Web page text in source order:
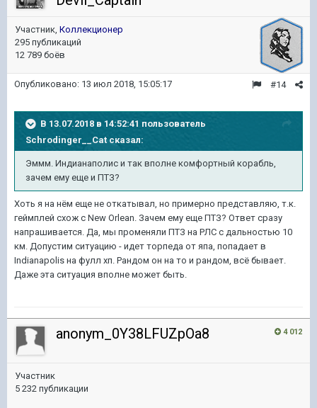
Участник, Коллекционер
295 публикаций
12 789 боёв
#14
Опубликовано: 13 июл 2018, 15:05:17
В 13.07.2018 в 14:52:41 пользователь
Schrodinger__Catсказал:
Эммм. Индианаполис и так вполне комфортный корабль,
зачем ему еще и ПТЗ?
Хоть я на нём еще не откатывал, но примерно представляю, т.к.
геймплей схож с New Orlean. Зачем ему еще ПТЗ? Ответ сразу
напрашивается. Да, мы променяли ПТЗ на РЛС с дальностью 10
км. Допустим ситуацию - идет торпеда от япа, попадает в
Indianapolis на фулл хп. Рандом он на то и рандом, всё бывает.
Даже эта ситуация вполне может быть.
4 012
anonym_0Y38LFUZpOa8
Участник
5 232 публикации